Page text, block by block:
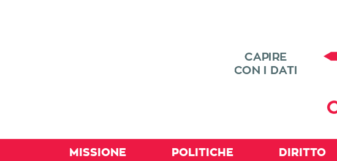
MISSIONE
POLITICHE
DIRITTO